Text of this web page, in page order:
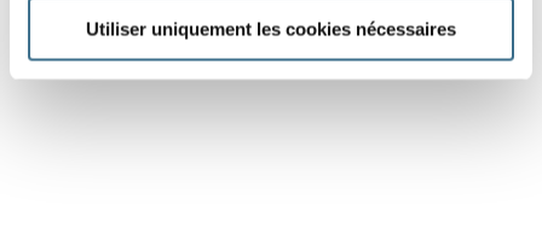
Utiliser uniquement les cookies nécessaires